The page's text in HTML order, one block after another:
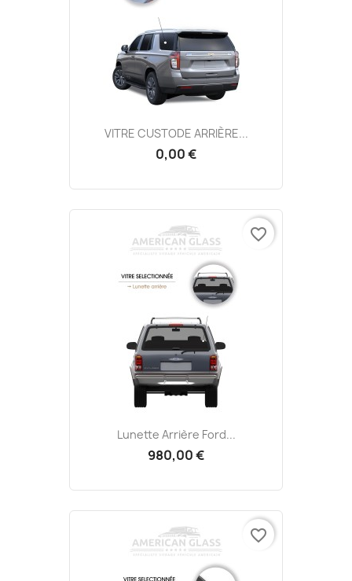
VITRE CUSTODE ARRIÈRE...
0,00 €
Lunette Arrière Ford...
980,00 €
favorite_border
favorite_border